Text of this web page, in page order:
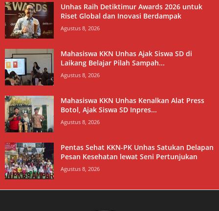
Unhas Raih Detiktimur Awards 2026 untuk
Riset Global dan Inovasi Berdampak
Agustus 8, 2026
Mahasiswa KKN Unhas Ajak Siswa SD di
Laikang Belajar Pilah Sampah...
Agustus 8, 2026
Mahasiswa KKN Unhas Kenalkan Alat Press
Botol, Ajak Siswa SD Inpres...
Agustus 8, 2026
Pentas Sehat KKN-PK Unhas Satukan Delapan
Pesan Kesehatan lewat Seni Pertunjukan
Agustus 8, 2026